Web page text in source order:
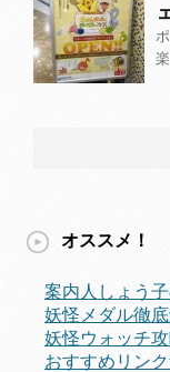
オススメ！
案内人しょう
妖怪メダル徹
妖怪ウォッチ
おすすめリン